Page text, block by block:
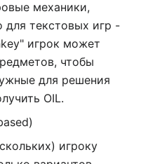
механики,
для текстовых игр -
игрок может
чтобы
для решения
OIL.
игроку